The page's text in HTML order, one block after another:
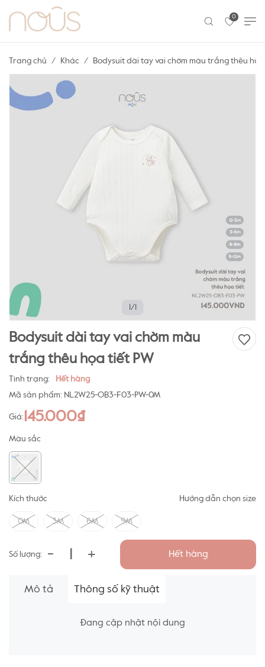
0
Trang chủ Khác Bodysuit dài tay vai chờm màu trắng thêu họa
1/1
Bodysuit dài tay vai chờm màu
trắng thêu họa tiết PW
Tình trạng:
Hết hàng
Mã sản phẩm: NL2W25-OB3-F03-PW-0M
Giá: 145.000₫
Màu sắc
Kích thước Hướng dẫn chọn size
0M 3M 6M 9M
Số lượng: - + Hết hàng
Mô tả Thông số kỹ thuật
Đang cập nhật nội dung